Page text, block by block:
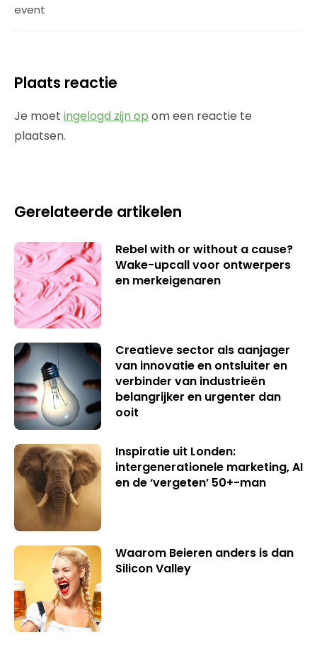
event
Plaats reactie
Je moet ingelogd zijn op om een reactie te
plaatsen.
Gerelateerde artikelen
Rebel with or without a cause?
Wake-upcall voor ontwerpers
en merkeigenaren
Creatieve sector als aanjager
van innovatie en ontsluiter en
verbinder van industrieën
belangrijker en urgenter dan
ooit
Inspiratie uit Londen:
intergenerationele marketing, AI
en de ‘vergeten’ 50+-man
Waarom Beieren anders is dan
Silicon Valley